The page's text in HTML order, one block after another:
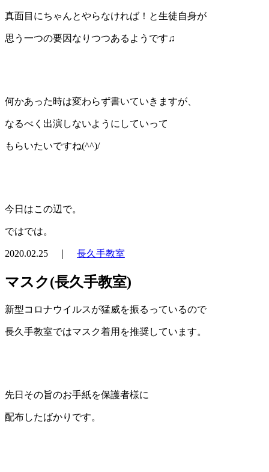
真面目にちゃんとやらなければ！と生徒自身が
思う一つの要因なりつつあるようです♫
何かあった時は変わらず書いていきますが、
なるべく出演しないようにしていって
もらいたいですね(^^)/
今日はこの辺で。
ではでは。
2020.02.25 ｜ 長久手教室
マスク(長久手教室)
新型コロナウイルスが猛威を振るっているので
長久手教室ではマスク着用を推奨しています。
先日その旨のお手紙を保護者様に
配布したばかりです。